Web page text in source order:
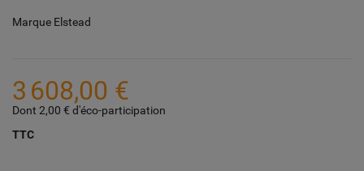
Marque Elstead
3 608,00 €
Dont 2,00 € d'éco-participation
TTC